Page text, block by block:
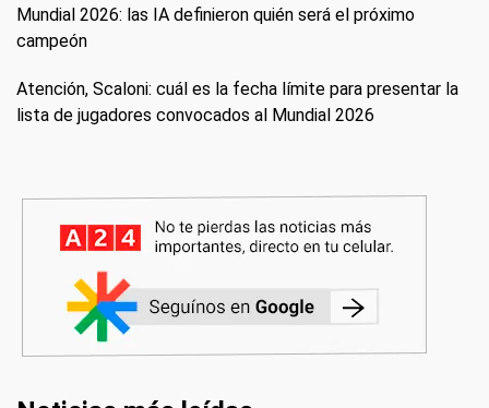
Mundial 2026: las IA definieron quién será el próximo
campeón
Atención, Scaloni: cuál es la fecha límite para presentar la
lista de jugadores convocados al Mundial 2026